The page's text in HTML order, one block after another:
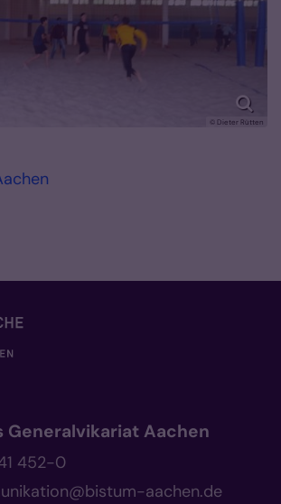
© Dieter Rütten
Generalvikariat Aachen
452-0
aachen.de